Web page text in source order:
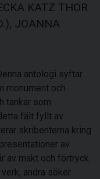
KATZ THOR
JOANNA
antologi syftar
monument och
tankar som
fält fyllt av
skribenterna kring
av
av makt och förtryck.
andra söker